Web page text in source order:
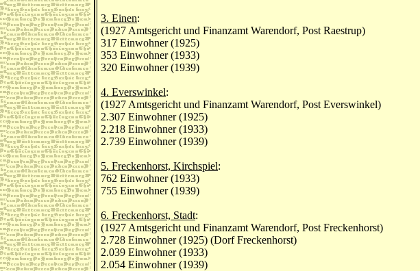
3. Einen:
(1927 Amtsgericht und Finanzamt Warendorf, Post Raestrup)
317 Einwohner (1925)
353 Einwohner (1933)
320 Einwohner (1939)
4. Everswinkel:
(1927 Amtsgericht und Finanzamt Warendorf, Post Everswinkel)
2.307 Einwohner (1925)
2.218 Einwohner (1933)
2.739 Einwohner (1939)
5. Freckenhorst, Kirchspiel:
762 Einwohner (1933)
755 Einwohner (1939)
6. Freckenhorst, Stadt:
(1927 Amtsgericht und Finanzamt Warendorf, Post Freckenhorst)
2.728 Einwohner (1925) (Dorf Freckenhorst)
2.039 Einwohner (1933)
2.054 Einwohner (1939)